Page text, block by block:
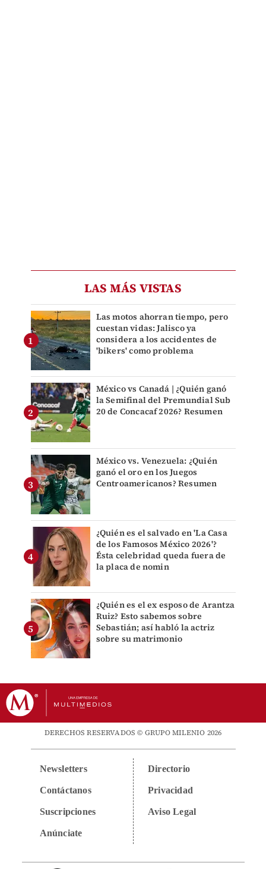
LAS MÁS VISTAS
Las motos ahorran tiempo, pero
cuestan vidas: Jalisco ya
considera a los accidentes de
'bikers' como problema
México vs Canadá | ¿Quién ganó
la Semifinal del Premundial Sub
20 de Concacaf 2026? Resumen
México vs. Venezuela: ¿Quién
ganó el oro en los Juegos
Centroamericanos? Resumen
¿Quién es el salvado en 'La Casa
de los Famosos México 2026'?
Ésta celebridad queda fuera de
la placa de nomin
¿Quién es el ex esposo de Arantza
Ruiz? Esto sabemos sobre
Sebastián; así habló la actriz
sobre su matrimonio
DERECHOS RESERVADOS © GRUPO MILENIO 2026